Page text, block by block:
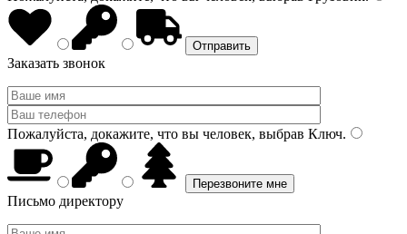
Заказать звонок
Пожалуйста, докажите, что вы человек, выбрав Ключ.
Письмо директору